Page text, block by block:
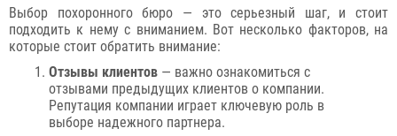
Выбор похоронного бюро — это серьезный шаг, и стоит
подходить к нему с вниманием. Вот несколько факторов, на
которые стоит обратить внимание:
Отзывы клиентов — важно ознакомиться с
отзывами предыдущих клиентов о компании.
Репутация компании играет ключевую роль в
выборе надежного партнера.